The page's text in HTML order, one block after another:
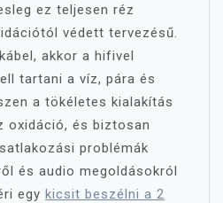
ez teljesen réz
védett tervezésű.
akkor a hifivel
tartani a víz, pára és
a tökéletes kialakítás
oxidáció, és biztosan
problémák
és audio megoldásokról
egy kicsit beszélni a 2